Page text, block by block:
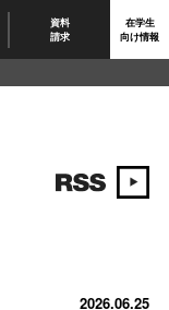
資料
請求
在学生
向け情報
2026.06.25